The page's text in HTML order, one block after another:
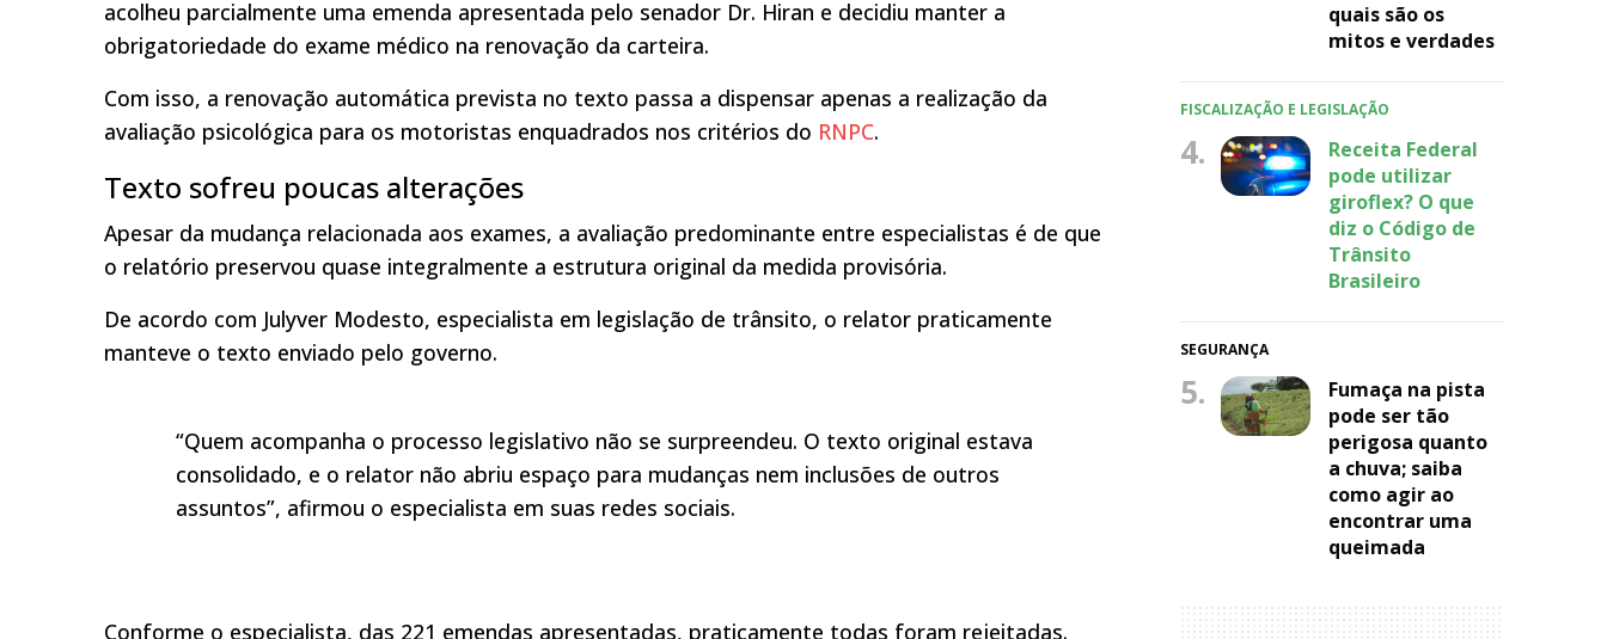
acolheu parcialmente uma emenda apresentada pelo senador Dr. Hiran e decidiu manter a
obrigatoriedade do exame médico na renovação da carteira.
Com isso, a renovação automática prevista no texto passa a dispensar apenas a realização da
avaliação psicológica para os motoristas enquadrados nos critérios do RNPC.
Texto sofreu poucas alterações
Apesar da mudança relacionada aos exames, a avaliação predominante entre especialistas é de que
o relatório preservou quase integralmente a estrutura original da medida provisória.
De acordo com Julyver Modesto, especialista em legislação de trânsito, o relator praticamente
manteve o texto enviado pelo governo.
“Quem acompanha o processo legislativo não se surpreendeu. O texto original estava
consolidado, e o relator não abriu espaço para mudanças nem inclusões de outros
assuntos”, afirmou o especialista em suas redes sociais.
Conforme o especialista, das 221 emendas apresentadas, praticamente todas foram rejeitadas.
quais são os
mitos e verdades
FISCALIZAÇÃO E LEGISLAÇÃO
4.
Receita Federal
pode utilizar
giroflex? O que
diz o Código de
Trânsito
Brasileiro
SEGURANÇA
5.
Fumaça na pista
pode ser tão
perigosa quanto
a chuva; saiba
como agir ao
encontrar uma
queimada